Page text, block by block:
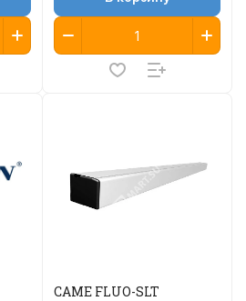
CAME FLUO-SLT